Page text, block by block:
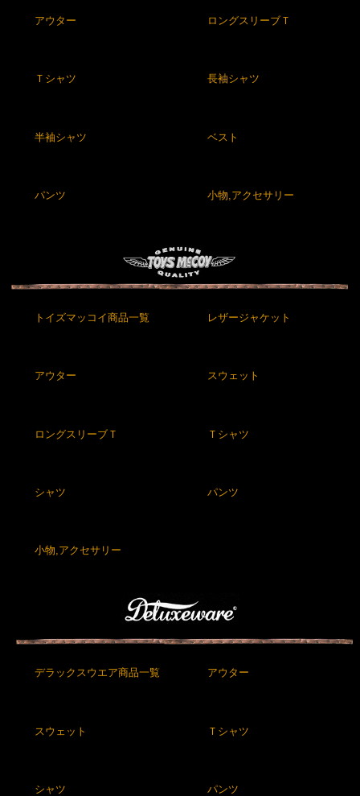
アウター ロングスリーブＴ
Ｔシャツ 長袖シャツ
半袖シャツ ベスト
パンツ 小物,アクセサリー
トイズマッコイ商品一覧 レザージャケット
アウター スウェット
ロングスリーブＴ Ｔシャツ
シャツ パンツ
小物,アクセサリー
デラックスウエア商品一覧 アウター
スウェット Ｔシャツ
シャツ パンツ